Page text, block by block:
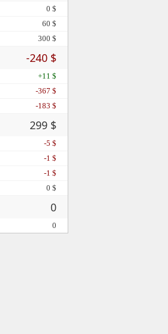
0 $
60 $
300 $
-240 $
+11 $
-367 $
-183 $
299 $
-5 $
-1 $
-1 $
0 $
0
0